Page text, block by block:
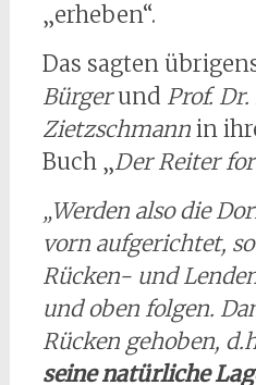
„erheben“.
Das sagten
Bürgerund Prof.
Zietzschmannin
Buch „Der Reiter
„Werden also die
vorn aufgerichtet,
Rücken- und
und oben folgen.
Rücken gehoben,
seine natürliche